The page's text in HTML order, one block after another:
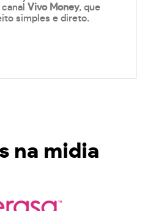
canalVivo Money, que
simples e direto.
na midia